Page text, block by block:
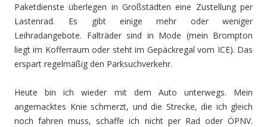
Paketdienste überlegen in Großstädten eine Zustellung per
Lastenrad. Es gibt einige mehr oder weniger
Leihradangebote. Falträder sind in Mode (mein Brompton
liegt im Kofferraum oder steht im Gepäckregal vom ICE). Das
erspart regelmäßig den Parksuchverkehr.
Heute bin ich wieder mit dem Auto unterwegs. Mein
angemacktes Knie schmerzt, und die Strecke, die ich gleich
noch fahren muss, schaffe ich nicht per Rad oder ÖPNV.